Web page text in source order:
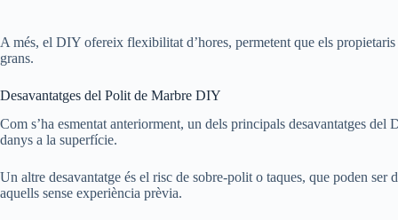
A més, el DIY ofereix flexibilitat d’hores, permetent que els
grans.
Desavantatges del Polit de Marbre DIY
Com s’ha esmentat anteriorment, un dels principals desavantatges
danys a la superfície.
Un altre desavantatge és el risc de sobre-polit o taques, que poden
aquells sense experiència prèvia.